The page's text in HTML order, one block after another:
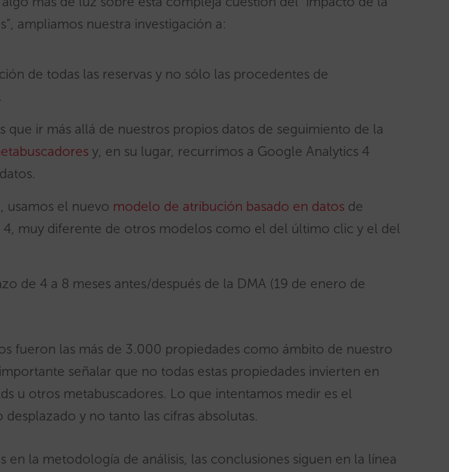
ampliamos nuestra investigación a:
de todas las reservas y no sólo las procedentes de
que ir más allá de nuestros propios datos de seguimiento de la
y, en su lugar, recurrimos a Google Analytics 4
usamos el nuevo modelo de atribución basado en datos de
4, muy diferente de otros modelos como el del último clic y el del
de 4 a 8 meses antes/después de la DMA (19 de enero de
fueron las más de 3.000 propiedades como ámbito de nuestro
señalar que no todas estas propiedades invierten en
u otros metabuscadores. Lo que intentamos medir es el
y no tanto las cifras absolutas.
en la metodología de análisis, las conclusiones siguen en la línea